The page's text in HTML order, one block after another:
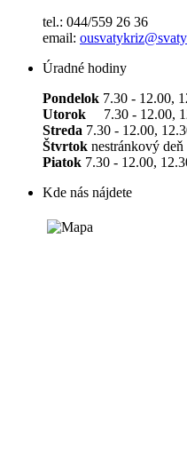
tel.: 044/559 26 36
email:
Úradné hodiny
Pondelok 7.30 - 12.00,
Utorok 7.30 - 12.00,
Streda 7.30 - 12.00,
Štvrtok nestránkový deň
Piatok 7.30 - 12.00,
Kde nás nájdete